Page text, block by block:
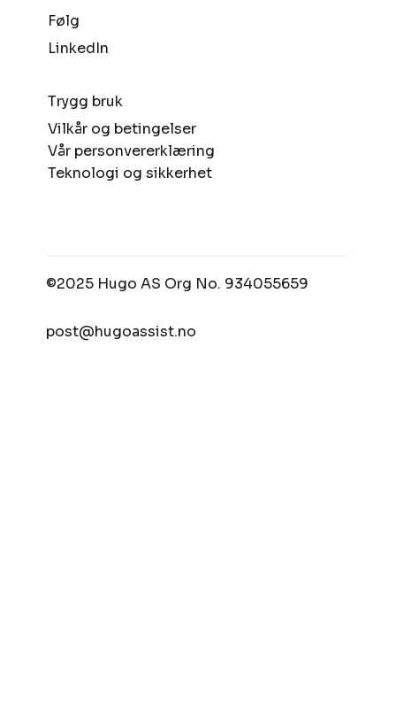
Følg
LinkedIn
Trygg bruk
Vilkår og betingelser
Vår personvererklæring
Teknologi og sikkerhet
©2025 Hugo AS Org No. 934055659
post@hugoassist.no